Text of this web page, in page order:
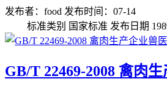
发布者：food 发布时间：07-14
标准类别 国家标准 发布日期
GB/T 22469-2008 禽肉